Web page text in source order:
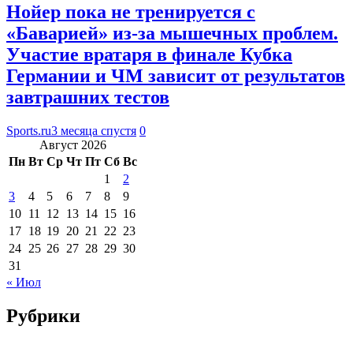
Нойер пока не тренируется с
«Баварией» из-за мышечных проблем.
Участие вратаря в финале Кубка
Германии и ЧМ зависит от результатов
завтрашних тестов
Sports.ru3 месяца спустя 0
Август 2026
Пн Вт Ср Чт Пт Сб Вс
1
2
3
4 5 6 7 8
9
10 11 12 13 14 15 16
17 18 19 20 21 22 23
24 25 26 27 28 29 30
31
« Июл
Рубрики